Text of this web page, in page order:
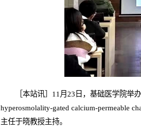
［本站讯］11月23日，基础医学院举
hyperosmolality-gated calcium-permeable
主任于晓教授主持。